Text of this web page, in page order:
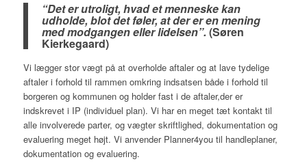
“Det er utroligt, hvad et menneske kan
udholde, blot det føler, atder er en mening
med modgangen eller lidelsen”. (Søren
Kierkegaard)
Vi lægger stor vægt på at overholde aftaler og at lave tydelige
aftaler i forhold til rammen omkring indsatsen både i forhold til
borgeren og kommunen og holder fast i de aftaler,der er
indskrevet i IP (individuel plan). Vi har en meget tæt kontakt til
alle involverede parter, og vægter skriftlighed, dokumentation og
evaluering meget højt. Vi anvender Planner4you til handleplaner,
dokumentation og evaluering.